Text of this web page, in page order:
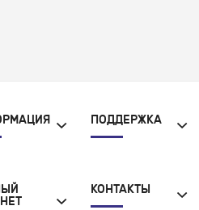
ПОДДЕРЖКА
КОНТАКТЫ